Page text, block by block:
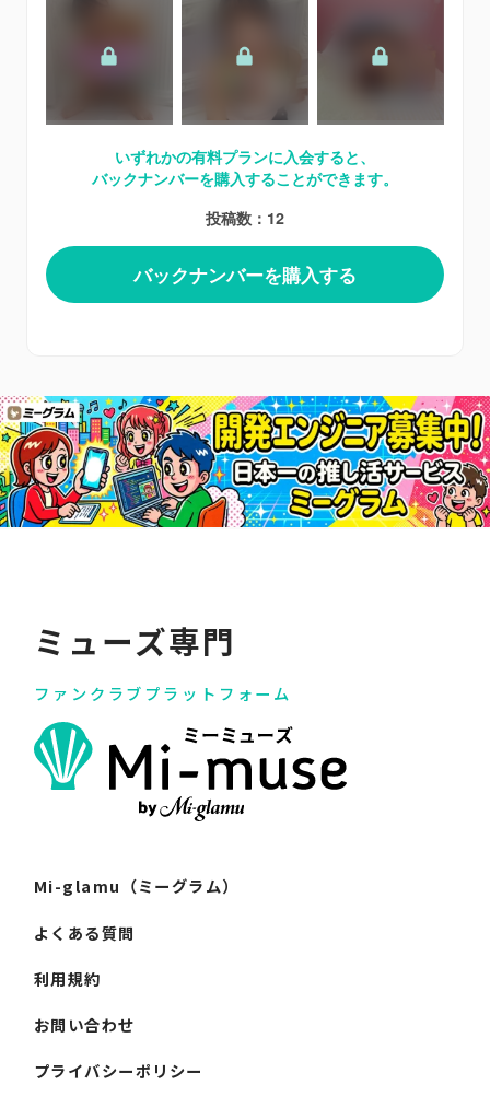
いずれかの有料プランに入会すると、
バックナンバーを購入することができます。
投稿数：12
バックナンバーを購入する
ミューズ専門
ファンクラブプラットフォーム
Mi-glamu（ミーグラム）
よくある質問
利用規約
お問い合わせ
プライバシーポリシー